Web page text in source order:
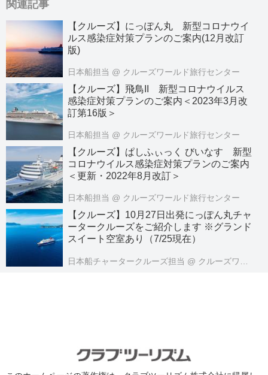
関連記事
【クルーズ】にっぽん丸 新型コロナウイ
ルス感染症対策プランのご案内(12月改訂
版)
日本船担当 @ クルーズワールド旅行センター
【クルーズ】飛鳥II 新型コロナウイルス
感染症対策プランのご案内＜2023年3月改
訂第16版＞
日本船担当 @ クルーズワールド旅行センター
【クルーズ】ぱしふぃっく びいなす 新型
コロナウイルス感染症対策プランのご案内
＜更新・2022年8月改訂＞
日本船担当 @ クルーズワールド旅行センター
【クルーズ】10月27日出発にっぽん丸チャ
ータークルーズをご紹介します ※グランド
スイート空室あり（7/25現在）
日本船チャータークルーズ担当 @ クルーズワールド旅行センター